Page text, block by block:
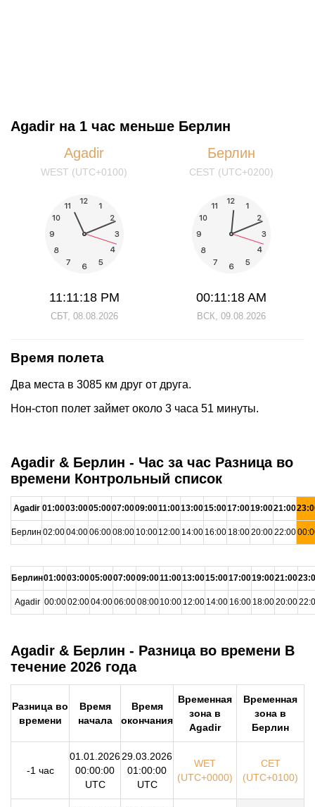
Agadir на 1 час меньше Берлин
Agadir
WEST (UTC+0100)
11:11:18 PM
СБТ, 08.08.2026
Берлин
CEST (UTC+0200)
00:11:18 AM
ВСК, 09.08.2026
Время полета
Два места в 3085 км друг от друга.
Нон-стоп полет займет около 3 часа 51 минуты.
Agadir & Берлин - Час за час Разница во
времени Контрольный список
Agadir 01:0003:0005:0007:0009:0011:0013:0015:0017:0019:0021:00
Берлин 02:0004:0006:0008:00 10:0012:00 14:00 16:00 18:0020:0022:00
Берлин01:0003:0005:0007:0009:0011:0013:0015:0017:0019:0021:00
Agadir 00:0002:0004:0006:0008:0010:00 12:00 14:00 16:00 18:0020:00
Agadir & Берлин - Разница во времени В
течение 2026 года
Разница во
времени
Время
начала
Время
окончания
Временная
зона в
Agadir
Временная
зона в
Берлин
-1 час
01.01.2026
00:00:00
UTC
29.03.2026
01:00:00
UTC
WET
(UTC+0000)
CET
(UTC+0100)